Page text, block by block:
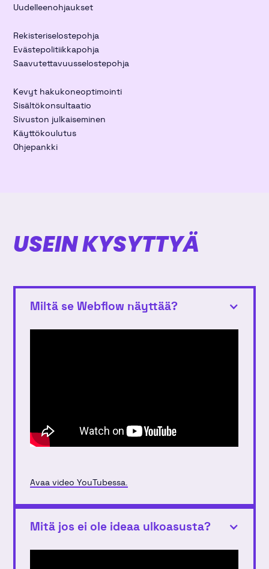
Uudelleenohjaukset
Rekisteriselostepohja
Evästepolitiikkapohja
Saavutettavuusselostepohja
Kevyt hakukoneoptimointi
Sisältökonsultaatio
Sivuston julkaiseminen
Käyttökoulutus
Ohjepankki
USEIN KYSYTTYÄ
Miltä se Webflow näyttää?
Avaa video YouTubessa.
Mitä jos ei ole ideaa ulkoasusta?